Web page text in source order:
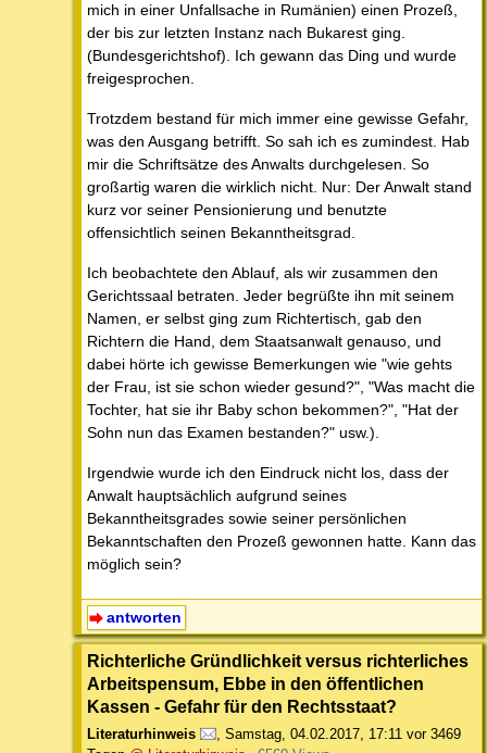
mich in einer Unfallsache in Rumänien) einen Prozeß,
der bis zur letzten Instanz nach Bukarest ging.
(Bundesgerichtshof). Ich gewann das Ding und wurde
freigesprochen.
Trotzdem bestand für mich immer eine gewisse Gefahr,
was den Ausgang betrifft. So sah ich es zumindest. Hab
mir die Schriftsätze des Anwalts durchgelesen. So
großartig waren die wirklich nicht. Nur: Der Anwalt stand
kurz vor seiner Pensionierung und benutzte
offensichtlich seinen Bekanntheitsgrad.
Ich beobachtete den Ablauf, als wir zusammen den
Gerichtssaal betraten. Jeder begrüßte ihn mit seinem
Namen, er selbst ging zum Richtertisch, gab den
Richtern die Hand, dem Staatsanwalt genauso, und
dabei hörte ich gewisse Bemerkungen wie "wie gehts
der Frau, ist sie schon wieder gesund?", "Was macht die
Tochter, hat sie ihr Baby schon bekommen?", "Hat der
Sohn nun das Examen bestanden?" usw.).
Irgendwie wurde ich den Eindruck nicht los, dass der
Anwalt hauptsächlich aufgrund seines
Bekanntheitsgrades sowie seiner persönlichen
Bekanntschaften den Prozeß gewonnen hatte. Kann das
möglich sein?
antworten
Richterliche Gründlichkeit versus richterliches
Arbeitspensum, Ebbe in den öffentlichen
Kassen - Gefahr für den Rechtsstaat?
Literaturhinweis , Samstag, 04.02.2017, 17:11 vor 3469